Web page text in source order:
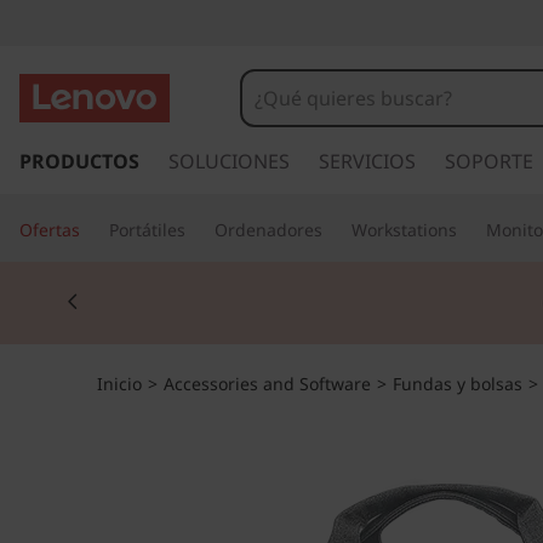
r
c
PRODUCTOS SOLUCIONES SERVICIOS SOPORTE
Ofertas Portátiles Ordenadores Workstations
Inicio > Accessories and Software > Fundas y bolsas >